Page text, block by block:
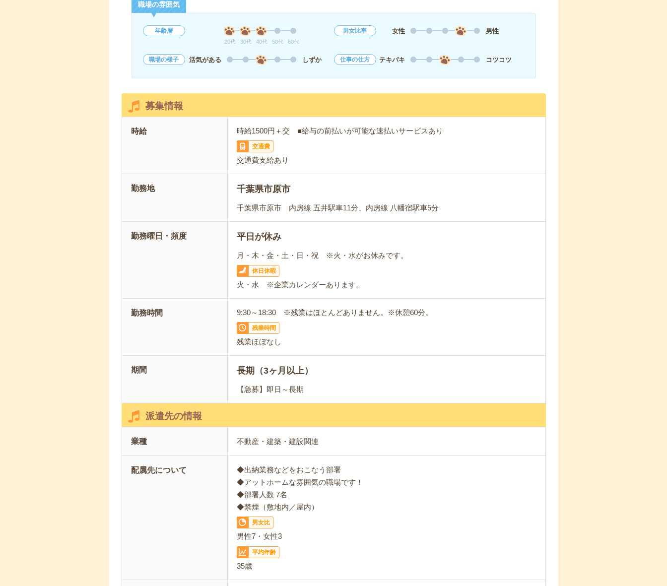
職場の雰囲気
年齢層
20代 30代 40代 50代 60代
男女比率 女性 男性
職場の様子 活気がある しずか 仕事の仕方 テキパキ コツコツ
募集情報
時給 時給1500円＋交 ■給与の前払いが可能な速払いサービスあり
交通費
交通費支給あり
勤務地 千葉県市原市
千葉県市原市 内房線 五井駅車11分、内房線 八幡宿駅車5分
勤務曜日・頻度 平日が休み
月・木・金・土・日・祝 ※火・水がお休みです。
休日休暇
火・水 ※企業カレンダーあります。
勤務時間 9:30～18:30 ※残業はほとんどありません。※休憩60分。
残業時間
残業ほぼなし
期間 長期（3ヶ月以上）
【急募】即日～長期
派遣先の情報
業種 不動産・建築・建設関連
配属先について
◆出納業務などをおこなう部署
◆アットホームな雰囲気の職場です！
◆部署人数 7名
◆禁煙（敷地内／屋内）
男女比
男性7・女性3
平均年齢
35歳